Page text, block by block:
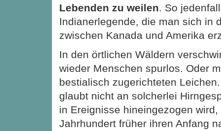
Lebenden zu weilen. So
Indianerlegende, die man sich in
zwischen Kanada und Amerika
In den örtlichen Wäldern
wieder Menschen spurlos. Oder
bestialisch zugerichteten
glaubt nicht an solcherlei
in Ereignisse hineingezogen
Jahrhundert früher ihren Anfang